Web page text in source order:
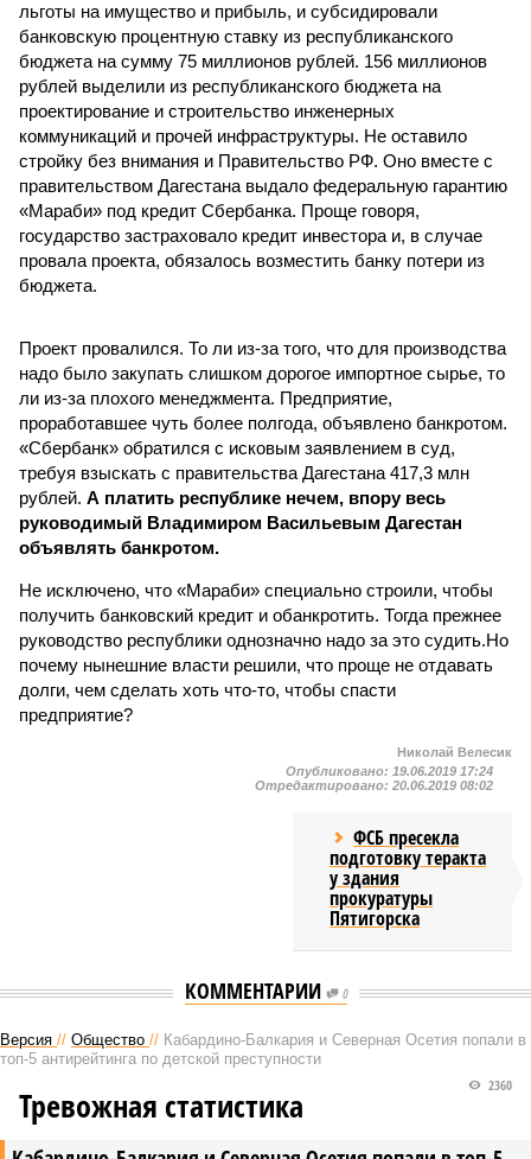
льготы на имущество и прибыль, и субсидировали
банковскую процентную ставку из республиканского
бюджета на сумму 75 миллионов рублей. 156 миллионов
рублей выделили из республиканского бюджета на
проектирование и строительство инженерных
коммуникаций и прочей инфраструктуры. Не оставило
стройку без внимания и Правительство РФ. Оно вместе с
правительством Дагестана выдало федеральную гарантию
«Мараби» под кредит Сбербанка. Проще говоря,
государство застраховало кредит инвестора и, в случае
провала проекта, обязалось возместить банку потери из
бюджета.
Проект провалился. То ли из-за того, что для производства
надо было закупать слишком дорогое импортное сырье, то
ли из-за плохого менеджмента. Предприятие,
проработавшее чуть более полгода, объявлено банкротом.
«Сбербанк» обратился с исковым заявлением в суд,
требуя взыскать с правительства Дагестана 417,3 млн
рублей. А платить республике нечем, впору весь
руководимый Владимиром Васильевым Дагестан
объявлять банкротом.
Не исключено, что «Мараби» специально строили, чтобы
получить банковский кредит и обанкротить. Тогда прежнее
руководство республики однозначно надо за это судить.Но
почему нынешние власти решили, что проще не отдавать
долги, чем сделать хоть что-то, чтобы спасти
предприятие?
Николай Велесик
Опубликовано: 19.06.2019 17:24
Отредактировано: 20.06.2019 08:02
ФСБ пресекла
подготовку теракта
у здания
прокуратуры
Пятигорска
КОММЕНТАРИИ 0
Версия // Общество // Кабардино-Балкария и Северная Осетия попали в
топ-5 антирейтинга по детской преступности
2360
Тревожная статистика